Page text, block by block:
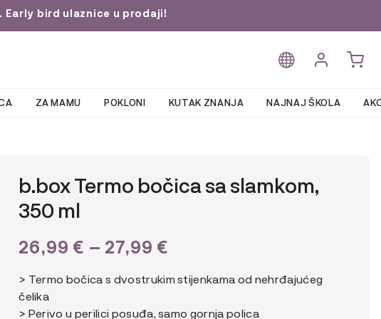
Early bird ulaznice u prodaji!
ZA MAMU POKLONI KUTAK ZNANJA NAJNAJ ŠKOLA
b.box Termo bočica sa slamkom,
350 ml
26,99 € – 27,99 €
CIJENA:
> Termo bočica s dvostrukim stijenkama od nehrđajućeg
čelika
> Perivo u perilici posuđa, samo gornja polica